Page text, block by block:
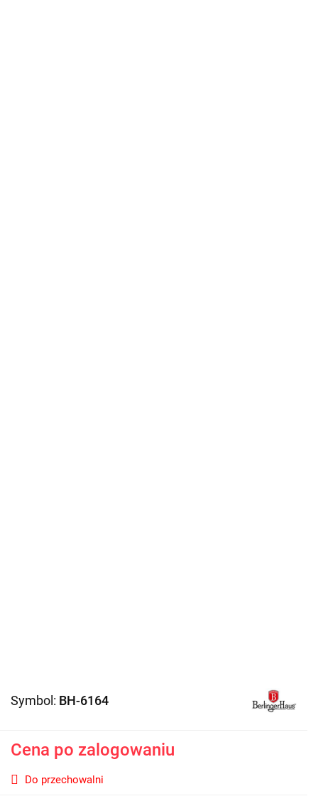
Symbol: BH-6164
Cena po zalogowaniu
Do przechowalni